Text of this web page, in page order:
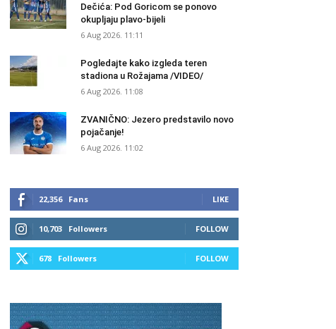
Dečića: Pod Goricom se ponovo
okupljaju plavo-bijeli
6 Aug 2026. 11:11
Pogledajte kako izgleda teren
stadiona u Rožajama /VIDEO/
6 Aug 2026. 11:08
ZVANIČNO: Jezero predstavilo novo
pojačanje!
6 Aug 2026. 11:02
22,356 Fans LIKE
10,703 Followers FOLLOW
678 Followers FOLLOW